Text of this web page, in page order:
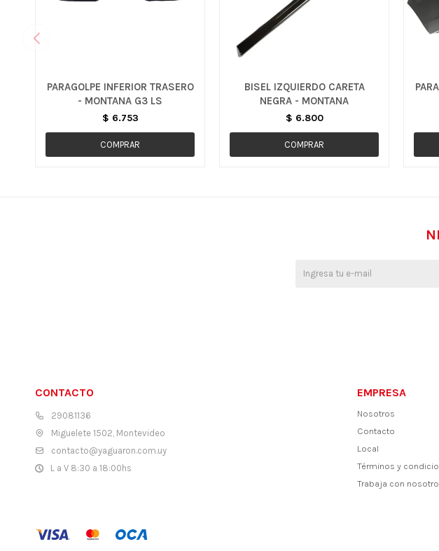
PARAGOLPE INFERIOR TRASERO
- MONTANA G3 LS
$ 6.753
BISEL IZQUIERDO CARETA
NEGRA - MONTANA
$ 6.800
CONTACTO
29081136
Miguelete 1502, Montevideo
contacto@yaguaron.com.uy
L a V 8:30 a 18:00hs
EMPRESA
Nosotros
Contacto
Local
Términos y
Trabaja con